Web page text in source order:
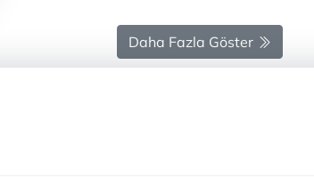
Daha Fazla Göster